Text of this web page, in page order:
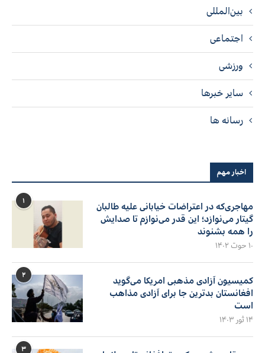
بین‌المللی
اجتماعی
ورزشی
سایر خبرها
رسانه ها
اخبار مهم
۱
مهاجری‌که در اعتراضات خیابانی علیه طالبان
گیتار می‌نوازد؛ این قدر می‌نوازم تا صدایش
را همه بشنوند
۱۰ حوت ۱۴۰۲
۲
کمیسیون آزادی مذهبی امریکا می‌گوید
افغانستان بدترین جا برای آزادی مذاهب
است
۱۴ ثور ۱۴۰۳
۳